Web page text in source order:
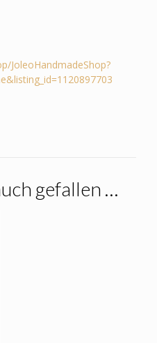
JoleoHandmadeShop?
gefallen …